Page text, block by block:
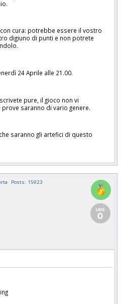
cura: potrebbe essere il vostro
digiuno di punti e non potrete
24 Aprile alle 21.00.
pure, il gioco non vi
saranno di vario genere.
saranno gli artefici di questo
Posts: 15923